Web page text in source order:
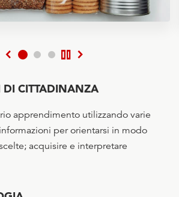
chevron_left pause chevron_right
DI CITTADINANZA
apprendimento utilizzando varie
per orientarsi in modo
acquisire e interpretare